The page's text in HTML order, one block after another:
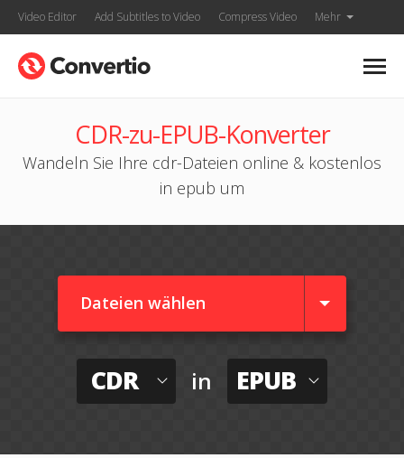
Video Editor Add Subtitles to Video Compress Video Mehr
CDR-zu-EPUB-Konverter
Wandeln Sie Ihre cdr-Dateien online & kostenlos
in epub um
Dateien wählen
CDR in EPUB